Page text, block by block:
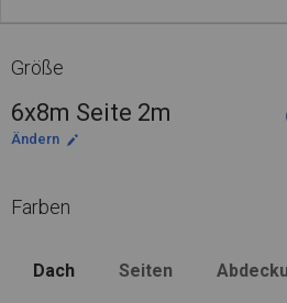
Größe
6x8m Seite 2m
Ändern
Farben
Dach Seiten